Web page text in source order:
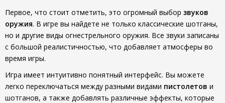
Первое, что стоит отметить, это огромный выбор звуков
оружия. В игре вы найдете не только классические шотганы,
но и другие виды огнестрельного оружия. Все звуки записаны
с большой реалистичностью, что добавляет атмосферы во
время игры.
Игра имеет интуитивно понятный интерфейс. Вы можете
легко переключаться между разными видами пистолетов и
шотганов, а также добавлять различные эффекты, которые